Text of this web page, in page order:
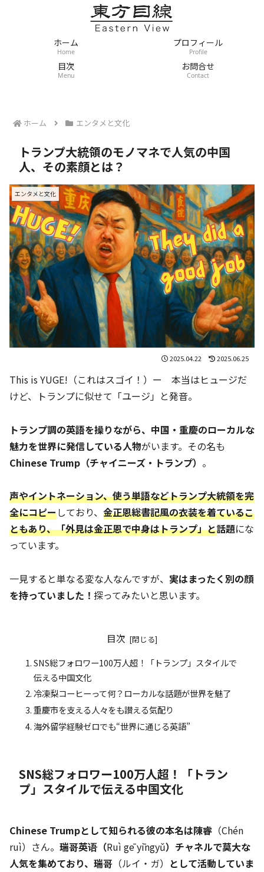
ホーム
Home
プロフィール
Profile
目次
Menu
お問合せ
Contact
ホーム エンタメと文化
トランプ大統領のモノマネで人気の中国
人、その素顔とは？
エンタメと文化
2025.04.22 2025.06.25
This is YUGE!（これはスゴイ！）ー 本当はヒュージだ
けど、トランプに似せて「ユージ」と発音。
トランプ調の英語を操りながら、中国・重慶のローカルな
魅力を世界に発信している人物がいます。その名も
Chinese Trump（チャイニーズ・トランプ） 。
声やイントネーション、使う単語などトランプ大統領を完
全にコピーしており、 金正恩総書記風の衣装を着ているこ
ともあり、「外見は金正恩で中身はトランプ」と話題にな
っています。
一見すると単なる変な人なんですが、 実はまったく別の顔
を持っていました！ 探ってみたいと思います。
目次
SNS総フォロワー100万人超！「トランプ」スタイルで
伝える中国文化
冷凍梨コーヒーって何？ローカルな話題が世界を魅了
重慶市を支える人々をも讃える気配り
海外留学経験ゼロでも“世界に通じる英語”
SNS総フォロワー100万人超！「トラン
プ」スタイルで伝える中国文化
Chinese Trumpとして知られる彼の本名は陳睿 （Chén
ruì）さん。 瑞哥英语（Ruì gē yīngyǔ）チャネルで莫大な
人気を集めており、 瑞哥 （ルイ・ガ） として活動していま